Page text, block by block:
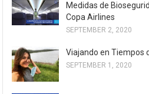
Medidas de
Copa Airlines
SEPTEMBER 2, 2020
Viajando en Tiempos
SEPTEMBER 1, 2020